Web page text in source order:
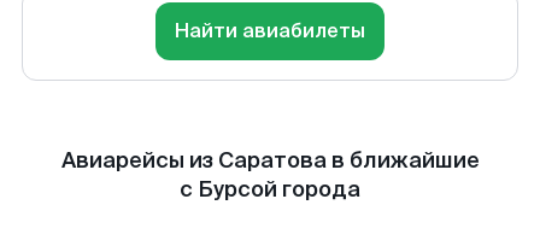
Найти авиабилеты
Авиарейсы из Саратова в ближайшие
с Бурсой города